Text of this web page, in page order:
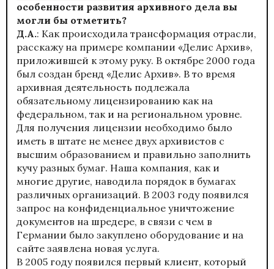
особенности развития архивного дела вы
могли бы отметить?
Д.А.: Как происходила трансформация отрасли,
расскажу на примере компании «Делис Архив»,
приложившей к этому руку. В октябре 2000 года
был создан бренд «Делис Архив». В то время
архивная деятельность подлежала
обязательному лицензированию как на
федеральном, так и на региональном уровне.
Для получения лицензии необходимо было
иметь в штате не менее двух архивистов с
высшим образованием и правильно заполнить
кучу разных бумаг. Наша компания, как и
многие другие, наводила порядок в бумагах
различных организаций. В 2003 году появился
запрос на конфиденциальное уничтожение
документов на шредере, в связи с чем в
Германии было закуплено оборудование и на
сайте заявлена новая услуга.
В 2005 году появился первый клиент, который